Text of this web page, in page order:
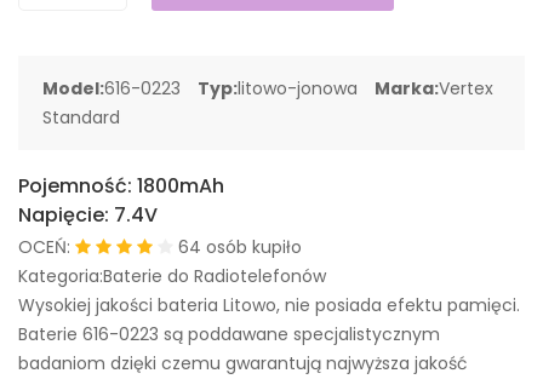
Model:616-0223 Typ:litowo-jonowa Marka:Vertex
Standard
Pojemność: 1800mAh
Napięcie: 7.4V
OCEŃ:
64 osób kupiło
Kategoria:Baterie do Radiotelefonów
Wysokiej jakości bateria Litowo, nie posiada efektu pamięci.
Baterie 616-0223 są poddawane specjalistycznym
badaniom dzięki czemu gwarantują najwyższa jakość